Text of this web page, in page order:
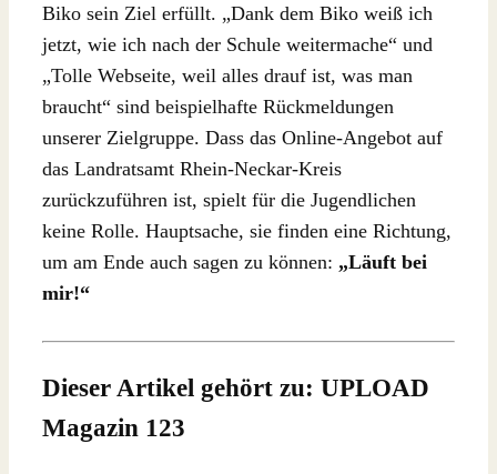
Biko sein Ziel erfüllt. „Dank dem Biko weiß ich
jetzt, wie ich nach der Schule weitermache“ und
„Tolle Webseite, weil alles drauf ist, was man
braucht“ sind beispielhafte Rückmeldungen
unserer Zielgruppe. Dass das Online-Angebot auf
das Landratsamt Rhein-Neckar-Kreis
zurückzuführen ist, spielt für die Jugendlichen
keine Rolle. Hauptsache, sie finden eine Richtung,
um am Ende auch sagen zu können: „Läuft bei
mir!“
Dieser Artikel gehört zu: UPLOAD
Magazin 123